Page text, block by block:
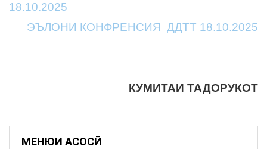
18.10.2025
ЭЪЛОНИ КОНФРЕНСИЯ ДДТТ 18.10.2025
КУМИТАИ ТАДОРУКОТ
МЕНЮИ АСОСӢ